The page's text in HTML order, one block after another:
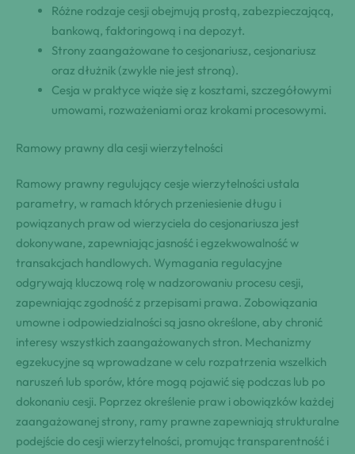
Różne rodzaje cesji obejmują prostą, zabezpieczającą,
bankową, faktoringową i na depozyt.
Strony zaangażowane to cesjonariusz, cesjonariusz
oraz dłużnik (zwykle nie jest stroną).
Cesja w praktyce wiąże się z kosztami, szczegółowymi
umowami, rozważeniami oraz krokami procesowymi.
Ramowy prawny dla cesji wierzytelności
Ramowy prawny regulujący cesje wierzytelności ustala
parametry, w ramach których przeniesienie długu i
powiązanych praw od wierzyciela do cesjonariusza jest
dokonywane, zapewniając jasność i egzekwowalność w
transakcjach handlowych. Wymagania regulacyjne
odgrywają kluczową rolę w nadzorowaniu procesu cesji,
zapewniając zgodność z przepisami prawa. Zobowiązania
umowne i odpowiedzialności są jasno określone, aby chronić
interesy wszystkich zaangażowanych stron. Mechanizmy
egzekucyjne są wprowadzane w celu rozpatrzenia wszelkich
naruszeń lub sporów, które mogą pojawić się podczas lub po
dokonaniu cesji. Poprzez określenie praw i obowiązków każdej
zaangażowanej strony, ramy prawne zapewniają strukturalne
podejście do cesji wierzytelności, promując transparentność i